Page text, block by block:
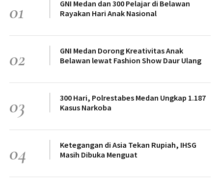
01
GNI Medan dan 300 Pelajar di Belawan
Rayakan Hari Anak Nasional
02
GNI Medan Dorong Kreativitas Anak
Belawan lewat Fashion Show Daur Ulang
03
300 Hari, Polrestabes Medan Ungkap 1.187
Kasus Narkoba
04
Ketegangan di Asia Tekan Rupiah, IHSG
Masih Dibuka Menguat